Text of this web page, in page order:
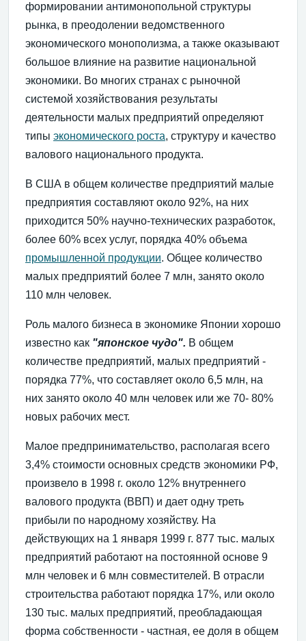
формировании антимонопольной структуры
рынка, в преодолении ведомственного
экономического монополизма, а также оказывают
большое влияние на развитие национальной
экономики. Во многих странах с рыночной
системой хозяйствования результаты
деятельности малых предприятий определяют
типы экономического роста, структуру и качество
валового национального продукта.
В США в общем количестве предприятий малые
предприятия составляют около 92%, на них
приходится 50% научно-технических разработок,
более 60% всех услуг, порядка 40% объема
промышленной продукции. Общее количество
малых предприятий более 7 млн, занято около
110 млн человек.
Роль малого бизнеса в экономике Японии хорошо
известно как "японское чудо". В общем
количестве предприятий, малых предприятий -
порядка 77%, что составляет около 6,5 млн, на
них занято около 40 млн человек или же 70- 80%
новых рабочих мест.
Малое предпринимательство, располагая всего
3,4% стоимости основных средств экономики РФ,
произвело в 1998 г. около 12% внутреннего
валового продукта (ВВП) и дает одну треть
прибыли по народному хозяйству. На
действующих на 1 января 1999 г. 877 тыс. малых
предприятий работают на постоянной основе 9
млн человек и 6 млн совместителей. В отрасли
строительства работают порядка 17%, или около
130 тыс. малых предприятий, преобладающая
форма собственности - частная, ее доля в общем